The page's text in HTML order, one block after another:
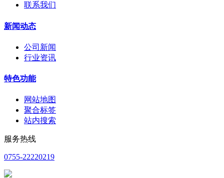
联系我们
新闻动态
公司新闻
行业资讯
特色功能
网站地图
聚合标签
站内搜索
服务热线
0755-22220219